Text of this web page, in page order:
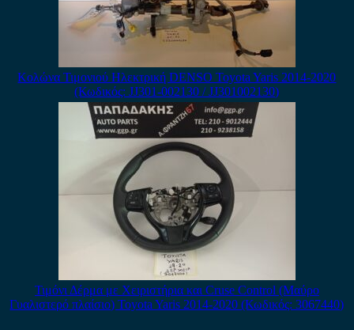
Κολώνα Τιμονιού Ηλεκτρική DENSO Toyota Yaris 2014-2020
(Κωδικός: JJ301-002130 / JJ301002130)
Τιμόνι Δέρμα με Χειριστήρια και Cruse Control (Μαύρο
Γυαλιστερό πλαίσιο) Toyota Yaris 2014-2020 (Κωδικός: 3067440)